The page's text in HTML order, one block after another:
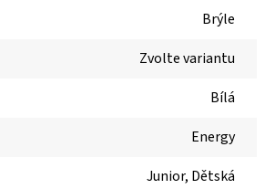
Brýle
Zvolte variantu
Bílá
Energy
Junior, Dětská